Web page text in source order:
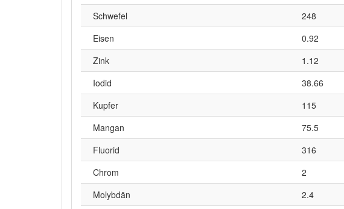
Schwefel
248
Eisen
0.92
Zink
1.12
Iodid
38.66
Kupfer
115
Mangan
75.5
Fluorid
316
Chrom
2
Molybdän
2.4